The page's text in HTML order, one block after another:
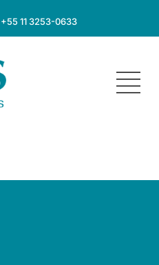
11 3253-0633